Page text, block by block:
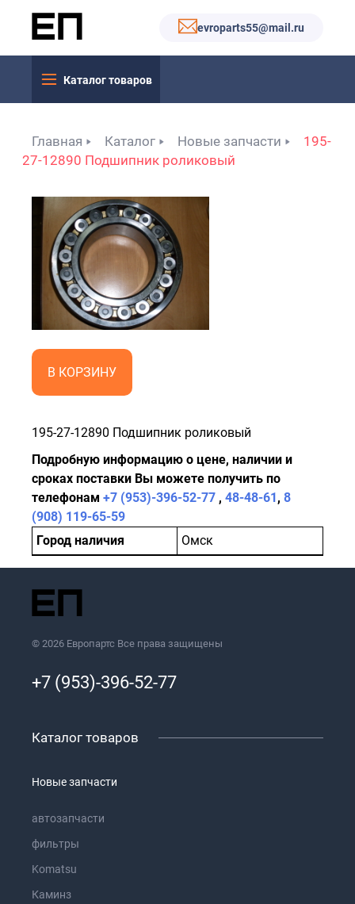
evroparts55@mail.ru
Каталог товаров
Главная Каталог Новые запчасти
195-
27-12890 Подшипник роликовый
В КОРЗИНУ
195-27-12890 Подшипник роликовый
Подробную информацию о цене, наличии и
сроках поставки Вы можете получить по
телефонам +7 (953)-396-52-77 , 48-48-61, 8
(908) 119-65-59
Город наличия
Омск
© 2026 Европартс Все права защищены
+7 (953)-396-52-77
Каталог товаров
Новые запчасти
автозапчасти
фильтры
Komatsu
Каминз